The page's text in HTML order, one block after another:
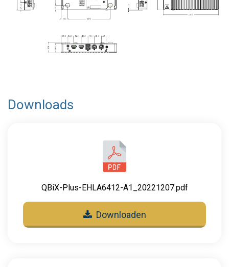
Downloads
QBiX-Plus-EHLA6412-A1_20221207.pdf
Downloaden